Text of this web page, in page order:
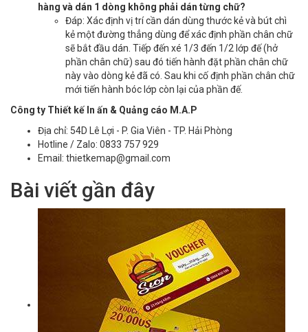
hàng và dán 1 dòng không phải dán từng chữ?
Đáp: Xác định vị trí cần dán dùng thước kẻ và bút chì
kẻ một đường thẳng dùng để xác định phần chân chữ
sẽ bắt đầu dán. Tiếp đến xé 1/3 đến 1/2 lớp đế (hở
phần chân chữ) sau đó tiến hành đặt phần chân chữ
này vào dòng kẻ đã có. Sau khi cố định phần chân chữ
mới tiến hành bóc lớp còn lại của phần đế.
Công ty Thiết kế In ấn & Quảng cáo M.A.P
Địa chỉ: 54D Lê Lợi - P. Gia Viên - TP. Hải Phòng
Hotline / Zalo: 0833 757 929
Email: thietkemap@gmail.com
Bài viết gần đây